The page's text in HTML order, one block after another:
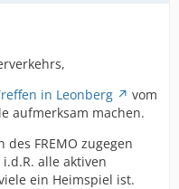
in Leonberg
vom
aufmerksam machen.
FREMO zugegen
alle aktiven
ein Heimspiel ist.